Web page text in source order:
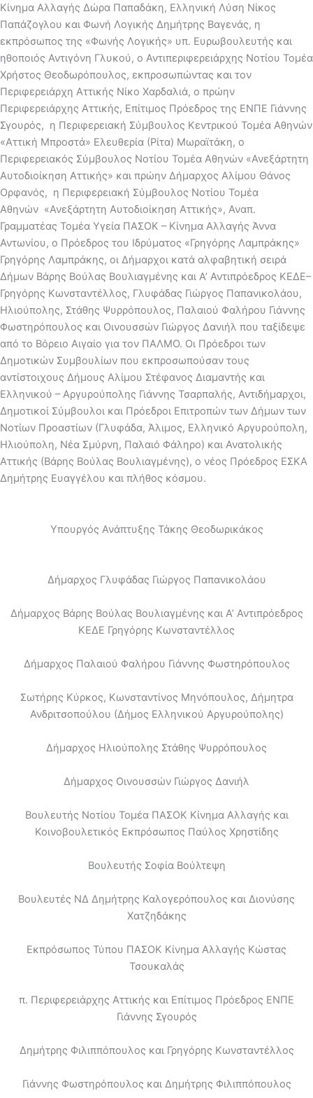
Κίνημα Αλλαγής Δώρα Παπαδάκη, Ελληνική Λύση Νίκος
Παπάζογλου και Φωνή Λογικής Δημήτρης Βαγενάς, η
εκπρόσωπος της «Φωνής Λογικής» υπ. Ευρωβουλευτής και
ηθοποιός Αντιγόνη Γλυκού, ο Αντιπεριφερειάρχης Νοτίου Τομέα
Χρήστος Θεοδωρόπουλος, εκπροσωπώντας και τον
Περιφερειάρχη Αττικής Νίκο Χαρδαλιά, ο πρώην
Περιφερειάρχης Αττικής, Επίτιμος Πρόεδρος της ΕΝΠΕ Γιάννης
Σγουρός, η Περιφερειακή Σύμβουλος Κεντρικού Τομέα Αθηνών
«Αττική Μπροστά» Ελευθερία (Ρίτα) Μωραϊτάκη, ο
Περιφερειακός Σύμβουλος Νοτίου Τομέα Αθηνών «Ανεξάρτητη
Αυτοδιοίκηση Αττικής» και πρώην Δήμαρχος Αλίμου Θάνος
Ορφανός, η Περιφερειακή Σύμβουλος Νοτίου Τομέα
Αθηνών «Ανεξάρτητη Αυτοδιοίκηση Αττικής», Αναπ.
Γραμματέας Τομέα Υγεία ΠΑΣΟΚ – Κίνημα Αλλαγής Άννα
Αντωνίου, ο Πρόεδρος του Ιδρύματος «Γρηγόρης Λαμπράκης»
Γρηγόρης Λαμπράκης, οι Δήμαρχοι κατά αλφαβητική σειρά
Δήμων Βάρης Βούλας Βουλιαγμένης και Α’ Αντιπρόεδρος ΚΕΔΕ–
Γρηγόρης Κωνσταντέλλος, Γλυφάδας Γιώργος Παπανικολάου,
Ηλιούπολης, Στάθης Ψυρρόπουλος, Παλαιού Φαλήρου Γιάννης
Φωστηρόπουλος και Οινουσσών Γιώργος Δανιήλ που ταξίδεψε
από το Βόρειο Αιγαίο για τον ΠΑΛΜΟ. Οι Πρόεδροι των
Δημοτικών Συμβουλίων που εκπροσωπούσαν τους
αντίστοιχους Δήμους Αλίμου Στέφανος Διαμαντής και
Ελληνικού – Αργυρούπολης Γιάννης Τσαρπαλής, Αντιδήμαρχοι,
Δημοτικοί Σύμβουλοι και Πρόεδροι Επιτροπών των Δήμων των
Νοτίων Προαστίων (Γλυφάδα, Άλιμος, Ελληνικό Αργυρούπολη,
Ηλιούπολη, Νέα Σμύρνη, Παλαιό Φάληρο) και Ανατολικής
Αττικής (Βάρης Βούλας Βουλιαγμένης), ο νέος Πρόεδρος ΕΣΚΑ
Δημήτρης Ευαγγέλου και πλήθος κόσμου.
Υπουργός Ανάπτυξης Τάκης Θεοδωρικάκος
Δήμαρχος Γλυφάδας Γιώργος Παπανικολάου
Δήμαρχος Βάρης Βούλας Βουλιαγμένης και Α’ Αντιπρόεδρος
ΚΕΔΕ Γρηγόρης Κωνσταντέλλος
Δήμαρχος Παλαιού Φαλήρου Γιάννης Φωστηρόπουλος
Σωτήρης Κύρκος, Κωνσταντίνος Μηνόπουλος, Δήμητρα
Ανδριτσοπούλου (Δήμος Ελληνικού Αργυρούπολης)
Δήμαρχος Ηλιούπολης Στάθης Ψυρρόπουλος
Δήμαρχος Οινουσσών Γιώργος Δανιήλ
Βουλευτής Νοτίου Τομέα ΠΑΣΟΚ Κίνημα Αλλαγής και
Κοινοβουλετικός Εκπρόσωπος Παύλος Χρηστίδης
Βουλευτής Σοφία Βούλτεψη
Βουλευτές ΝΔ Δημήτρης Καλογερόπουλος και Διονύσης
Χατζηδάκης
Εκπρόσωπος Τύπου ΠΑΣΟΚ Κίνημα Αλλαγής Κώστας
Τσουκαλάς
π. Περιφερειάρχης Αττικής και Επίτιμος Πρόεδρος ΕΝΠΕ
Γιάννης Σγουρός
Δημήτρης Φιλιππόπουλος και Γρηγόρης Κωνσταντέλλος
Γιάννης Φωστηρόπουλος και Δημήτρης Φιλιππόπουλος